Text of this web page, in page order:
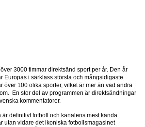
3000 timmar direktsänd sport per år. Den år
Europas i särklass största och mångsidigaste
över 100 olika sporter, vilket är mer än vad andra
En stor del av programmen är direktsändningar
kommentatorer.
är definitivt fotboll och kanalens mest kända
utan vidare det ikoniska fotbollsmagasinet